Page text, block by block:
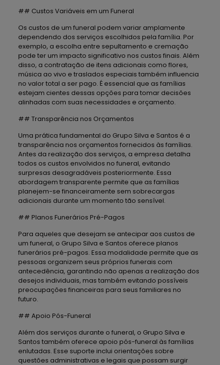
## Custos Variáveis em um Funeral
Os custos de um funeral podem variar amplamente
dependendo dos serviços escolhidos pela família. Por
exemplo, a escolha entre sepultamento e cremação
pode ter um impacto significativo nos custos finais. Além
disso, a contratação de itens adicionais como flores,
música ao vivo e traslados especiais também influencia
no valor total a ser pago. É essencial que as famílias
estejam cientes dessas opções para tomar decisões
alinhadas com suas necessidades e orçamento.
## Transparência nos Orçamentos
Uma prática fundamental do Grupo Silva e Santos é a
transparência nos orçamentos fornecidos às famílias.
Antes da realização dos serviços, a empresa detalha
todos os custos envolvidos no funeral, evitando
surpresas desagradáveis posteriormente. Essa
abordagem transparente permite que as famílias
planejem-se financeiramente sem sobrecargas
adicionais durante um momento tão sensível.
## Planos Funerários Pré-Pagos
Para aqueles que desejam se antecipar aos custos de
um funeral, o Grupo Silva e Santos oferece planos
funerários pré-pagos. Essa modalidade permite que as
pessoas organizem seus próprios funerais com
antecedência, garantindo não apenas a realização dos
desejos individuais, mas também evitando possíveis
preocupações financeiras para seus familiares no
futuro.
## Apoio Pós-Funeral
Além dos serviços durante o funeral, o Grupo Silva e
Santos também oferece apoio pós-funeral às famílias
enlutadas. Esse suporte inclui orientações sobre
questões administrativas e legais que possam surgir